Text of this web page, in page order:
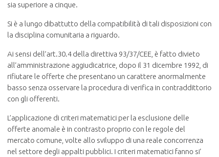
sia superiore a cinque.
Si è a lungo dibattutto della compatibilità di tali disposizioni con
la disciplina comunitaria a riguardo.
Ai sensi dell’art.30.4 della direttiva 93/37/CEE, è fatto divieto
all’amministrazione aggiudicatrice, dopo il 31 dicembre 1992, di
rifiutare le offerte che presentano un carattere anormalmente
basso senza osservare la procedura di verifica in contraddittorio
con gli offerenti.
L’applicazione di criteri matematici per la esclusione delle
offerte anomale è in contrasto proprio con le regole del
mercato comune, volte allo sviluppo di una reale concorrenza
nel settore degli appalti pubblici. I criteri matematici fanno si’